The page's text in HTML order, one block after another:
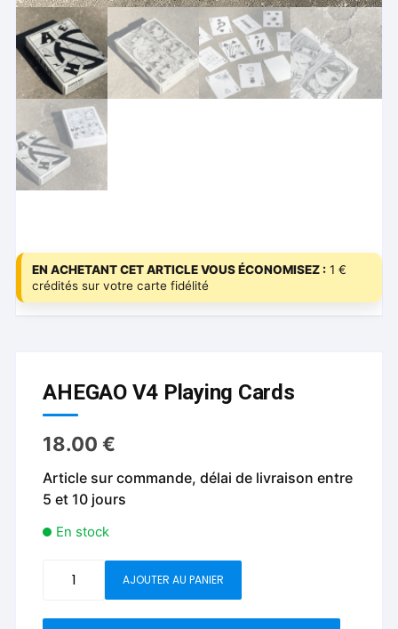
EN ACHETANT CET ARTICLE VOUS ÉCONOMISEZ : 1 €
crédités sur votre carte fidélité
AHEGAO V4 Playing Cards
18.00€
Article sur commande, délai de livraison entre
5 et 10 jours
En stock
AJOUTER AU PANIER